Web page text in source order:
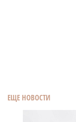
ЕЩЕ НОВОСТИ